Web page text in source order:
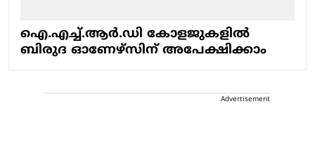
ഐ.എച്ച്.ആർ.ഡി കോളജുകളിൽ
ബിരുദ ഓണേഴ്സിന് അപേക്ഷിക്കാം
Advertisement